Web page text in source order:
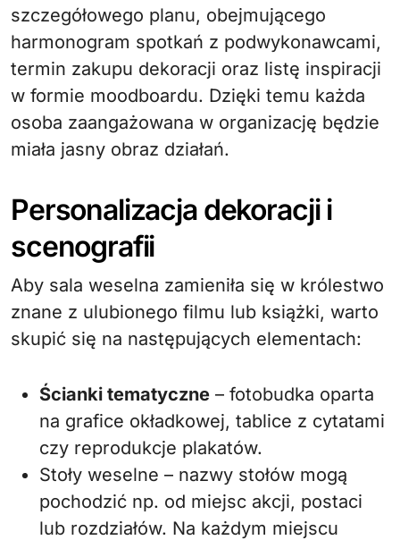
szczegółowego planu, obejmującego
harmonogram spotkań z podwykonawcami,
termin zakupu dekoracji oraz listę inspiracji
w formie moodboardu. Dzięki temu każda
osoba zaangażowana w organizację będzie
miała jasny obraz działań.
Personalizacja dekoracji i
scenografii
Aby sala weselna zamieniła się w królestwo
znane z ulubionego filmu lub książki, warto
skupić się na następujących elementach:
Ścianki tematyczne – fotobudka oparta
na grafice okładkowej, tablice z cytatami
czy reprodukcje plakatów.
Stoły weselne – nazwy stołów mogą
pochodzić np. od miejsc akcji, postaci
lub rozdziałów. Na każdym miejscu